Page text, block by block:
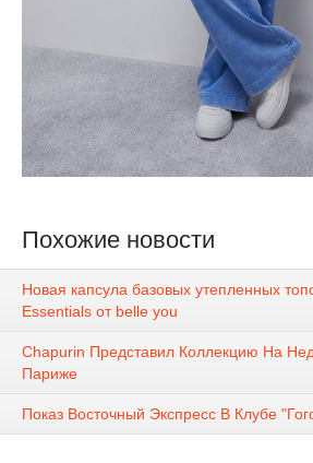
Похожие новости
Новая капсула базовых утепленных
Essentials от belle you
Chapurin Представил Коллекцию На
Париже
Показ Восточный Экспресс В Клубе